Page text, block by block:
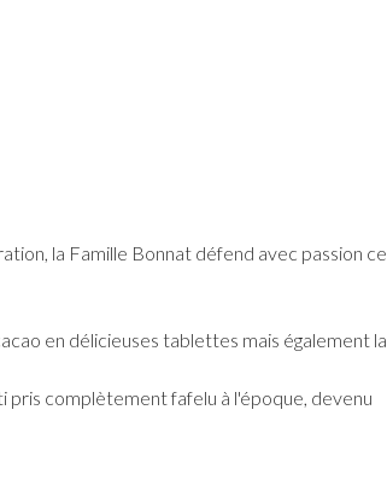
la Famille Bonnat défend avec passion ce
en délicieuses tablettes mais également la
complètement fafelu à l'époque, devenu